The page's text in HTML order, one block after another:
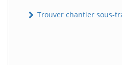
Trouver chantier sous-